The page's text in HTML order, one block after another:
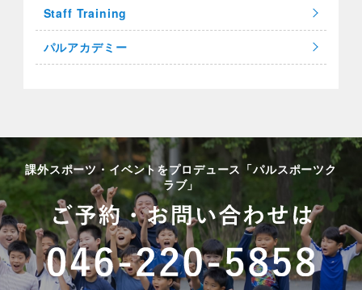
Staff Training
パルアカデミー
課外スポーツ・イベントをプロデュース「パルスポーツク
ラブ」